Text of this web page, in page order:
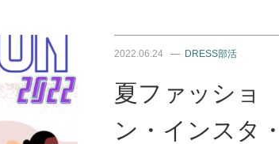
2022.06.24 DRESS部活
夏ファッショ
ン・インスタ・